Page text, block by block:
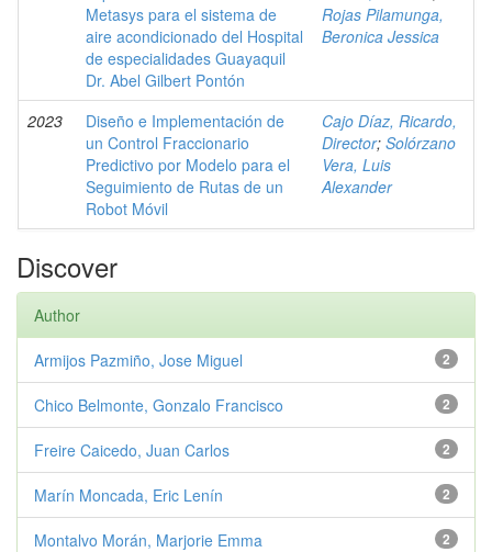
Metasys para el sistema de
aire acondicionado del Hospital
de especialidades Guayaquil
Dr. Abel Gilbert Pontón
Rojas Pilamunga,
Beronica Jessica
2023
Diseño e Implementación de
un Control Fraccionario
Predictivo por Modelo para el
Seguimiento de Rutas de un
Robot Móvil
Cajo Díaz, Ricardo,
Director; Solórzano
Vera, Luis
Alexander
Discover
Author
2
Armijos Pazmiño, Jose Miguel
2
Chico Belmonte, Gonzalo Francisco
2
Freire Caicedo, Juan Carlos
2
Marín Moncada, Eric Lenín
2
Montalvo Morán, Marjorie Emma